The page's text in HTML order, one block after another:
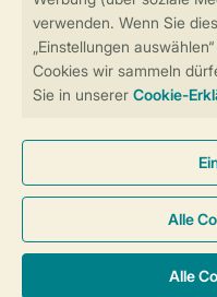
Sicherstellung
Cookies und
© 2026